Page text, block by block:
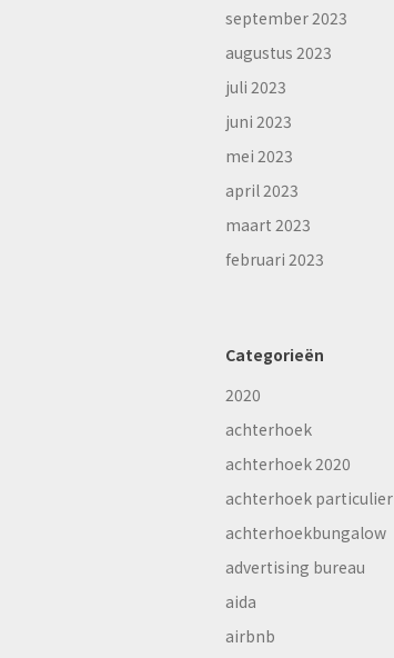
september 2023
augustus 2023
juli 2023
juni 2023
mei 2023
april 2023
maart 2023
februari 2023
Categorieën
2020
achterhoek
achterhoek 2020
achterhoek particulier
achterhoekbungalow
advertising bureau
aida
airbnb